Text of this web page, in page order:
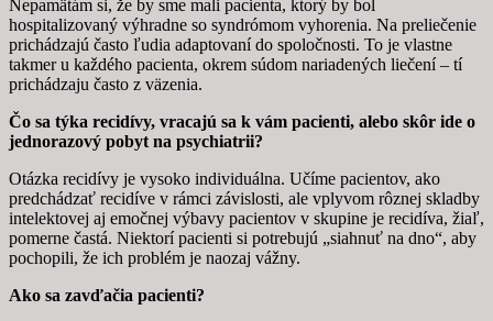
Nepamätám si, že by sme mali pacienta, ktorý by bol
hospitalizovaný výhradne so syndrómom vyhorenia. Na preliečenie
prichádzajú často ľudia adaptovaní do spoločnosti. To je vlastne
takmer u každého pacienta, okrem súdom nariadených liečení – tí
prichádzaju často z väzenia.
Čo sa týka recidívy, vracajú sa k vám pacienti, alebo skôr ide o
jednorazový pobyt na psychiatrii?
Otázka recidívy je vysoko individuálna. Učíme pacientov, ako
predchádzať recidíve v rámci závislosti, ale vplyvom rôznej skladby
intelektovej aj emočnej výbavy pacientov v skupine je recidíva, žiaľ,
pomerne častá. Niektorí pacienti si potrebujú „siahnuť na dno“, aby
pochopili, že ich problém je naozaj vážny.
Ako sa zavďačia pacienti?